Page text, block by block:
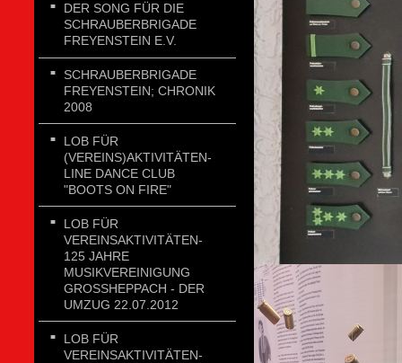
DER SONG FÜR DIE
SCHRAUBERBRIGADE
FREYENSTEIN E.V.
SCHRAUBERBRIGADE
FREYENSTEIN; CHRONIK
2008
LOB FÜR
(VEREINS)AKTIVITÄTEN-
LINE DANCE CLUB
"BOOTS ON FIRE"
LOB FÜR
VEREINSAKTIVITÄTEN-
125 JAHRE
MUSIKVEREINIGUNG
GROSSHEPPACH - DER U
MZUG 22.07.2012
LOB FÜR
VEREINSAKTIVITÄTEN-